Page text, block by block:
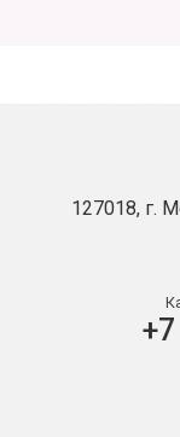
127018, г.